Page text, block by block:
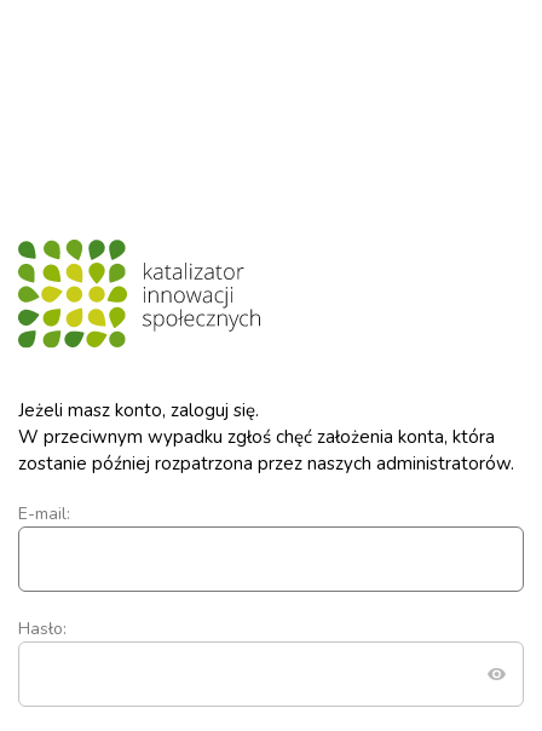
Jeżeli masz konto, zaloguj się.
W przeciwnym wypadku zgłoś chęć założenia konta, która
zostanie później rozpatrzona przez naszych administratorów.
E-mail:
Hasło: